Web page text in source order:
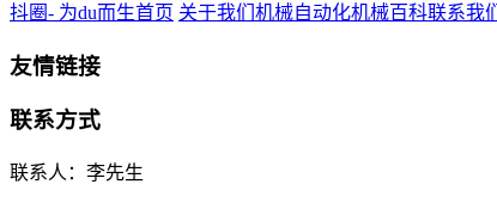
抖圈- 为du而生首页 关于我们 机械自动化机械百科联系我们
友情链接
联系方式
联系人：李先生